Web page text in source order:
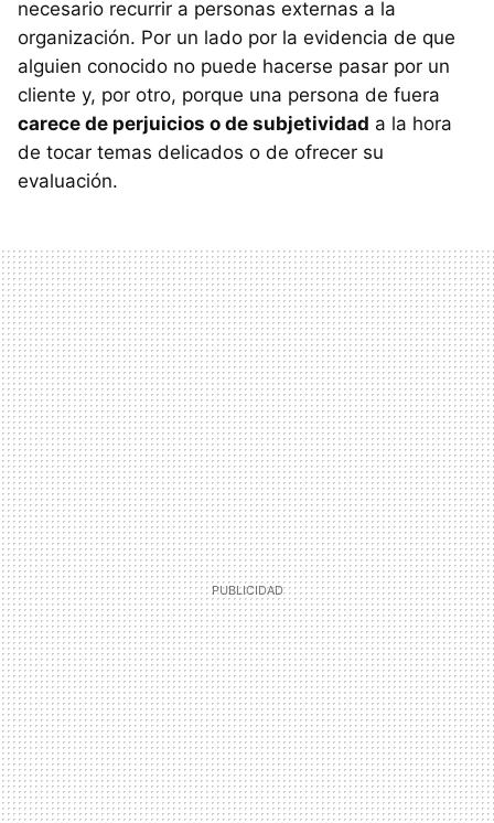
necesario recurrir a personas externas a la
organización. Por un lado por la evidencia de que
alguien conocido no puede hacerse pasar por un
cliente y, por otro, porque una persona de fuera
carece de perjuicios o de subjetividad a la hora
de tocar temas delicados o de ofrecer su
evaluación.